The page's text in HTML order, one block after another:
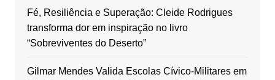
Fé, Resiliência e Superação: Cleide Rodrigues
transforma dor em inspiração no livro
“Sobreviventes do Deserto”
Gilmar Mendes Valida Escolas Cívico-Militares em